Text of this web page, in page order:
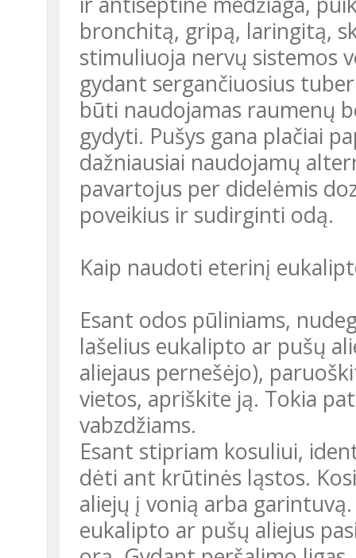
bronchitą, gripą, laringitą,
stimuliuoja nervų sistemos
gydant sergančiuosius
būti naudojamas raumenų
gydyti. Pušys gana plačiai
dažniausiai naudojamų
pavartojus per didelėmis
poveikius ir sudirginti odą.
Kaip naudoti eterinį
Esant odos pūliniams,
lašelius eukalipto ar pušų
aliejaus pernešėjo),
vietos, apriškite ją. Tokia
vabzdžiams.
Esant stipriam kosuliui,
dėti ant krūtinės ląstos.
aliejų į vonią arba
eukalipto ar pušų aliejus